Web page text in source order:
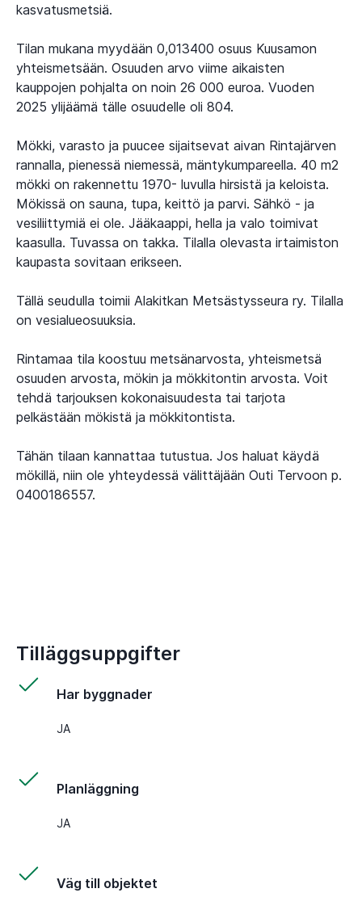
kasvatusmetsiä.
Tilan mukana myydään 0,013400 osuus Kuusamon
yhteismetsään. Osuuden arvo viime aikaisten
kauppojen pohjalta on noin 26 000 euroa. Vuoden
2025 ylijäämä tälle osuudelle oli 804.
Mökki, varasto ja puucee sijaitsevat aivan Rintajärven
rannalla, pienessä niemessä, mäntykumpareella. 40 m2
mökki on rakennettu 1970- luvulla hirsistä ja keloista.
Mökissä on sauna, tupa, keittö ja parvi. Sähkö - ja
vesiliittymiä ei ole. Jääkaappi, hella ja valo toimivat
kaasulla. Tuvassa on takka. Tilalla olevasta irtaimiston
kaupasta sovitaan erikseen.
Tällä seudulla toimii Alakitkan Metsästysseura ry. Tilalla
on vesialueosuuksia.
Rintamaa tila koostuu metsänarvosta, yhteismetsä
osuuden arvosta, mökin ja mökkitontin arvosta. Voit
tehdä tarjouksen kokonaisuudesta tai tarjota
pelkästään mökistä ja mökkitontista.
Tähän tilaan kannattaa tutustua. Jos haluat käydä
mökillä, niin ole yhteydessä välittäjään Outi Tervoon p.
0400186557.
Tilläggsuppgifter
Har byggnader
JA
Planläggning
JA
Väg till objektet